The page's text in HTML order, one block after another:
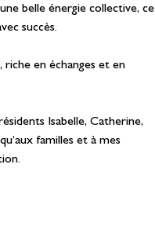
belle énergie collective, ce
succès.
riche en échanges et en
Isabelle, Catherine,
familles et à mes